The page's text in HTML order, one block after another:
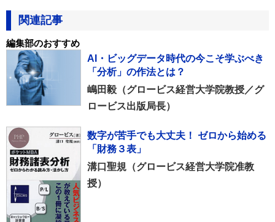
関連記事
編集部のおすすめ
AI・ビッグデータ時代の今こそ学ぶべき
「分析」の作法とは？
嶋田毅（グロービス経営大学院教授／グ
ロービス出版局長）
数字が苦手でも大丈夫！ ゼロから始める
「財務３表」
溝口聖規（グロービス経営大学院准教
授）